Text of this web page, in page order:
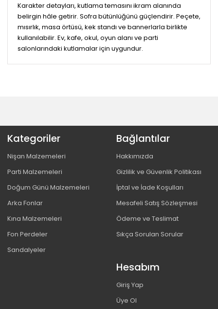
Karakter detayları, kutlama temasını ikram alanında
belirgin hâle getirir. Sofra bütünlüğünü güçlendirir. Peçete,
mısırlık, masa örtüsü, kek standı ve bannerlarla birlikte
kullanılabilir. Ev, kafe, okul, oyun alanı ve parti
salonlarındaki kutlamalar için uygundur.
Kategoriler
Nişan Malzemeleri
Parti Malzemeleri
Doğum Günü Malzemeleri
Arka Fonlar
Kına Malzemeleri
Fon Perdeler
Sandalyeler
Bağlantılar
Hakkımızda
Gizlilik ve Güvenlik Politikası
İptal ve İade Koşulları
Mesafeli Satış Sözleşmesi
Ödeme ve Teslimat
Sıkça Sorulan Sorular
Hesabım
Giriş Yap
Üye Ol